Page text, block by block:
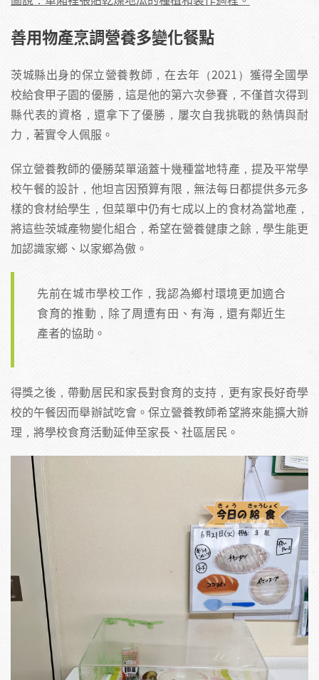
善用物產烹調營養多變化餐點
茨城縣出身的保立營養教師，在去年（2021）獲得全國學
校給食甲子園的優勝，這是他的第六次參賽，不僅首次得到
縣代表的資格，還拿下了優勝，屢次自我挑戰的熱情與耐
力，著實令人佩服。
保立營養教師的優勝菜單涵蓋十幾種當地特產，提及平常學
校午餐的設計，他坦言因預算有限，無法每日都提供多元多
樣的食材給學生，但菜單中仍有七成以上的食材為當地產，
將這些茨城產物變化組合，希望在營養健康之餘，學生能更
加認識家鄉、以家鄉為傲。
先前在城市學校工作，我認為鄉村環境更加適合
食育的推動，除了周遭有田、有海，還有鄰近生
產者的協助。
得獎之後，帶動居民和家長對食育的支持，更有家長好奇學
校的午餐因而舉辦試吃會。保立營養教師希望將來能擴大辦
理，將學校食育活動延伸至家長、社區居民。